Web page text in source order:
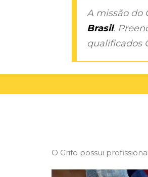
A missão do
Brasil.
qualificados
O Grifo possui